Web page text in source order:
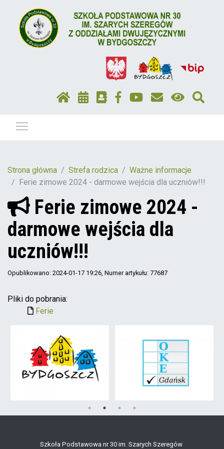
Strona główna Strefa rodzica
Ważne informacje
Ferie zimowe 2024 - darmowe wejścia dla uczniów!!!
Ferie zimowe 2024 -
darmowe wejścia dla
uczniów!!!
Opublikowano: 2024-01-17 19:26 , Numer artykułu: 77687
Pliki do pobrania:
Ferie
Szkoła Podstawowa nr 30 im. Szarych Szeregów